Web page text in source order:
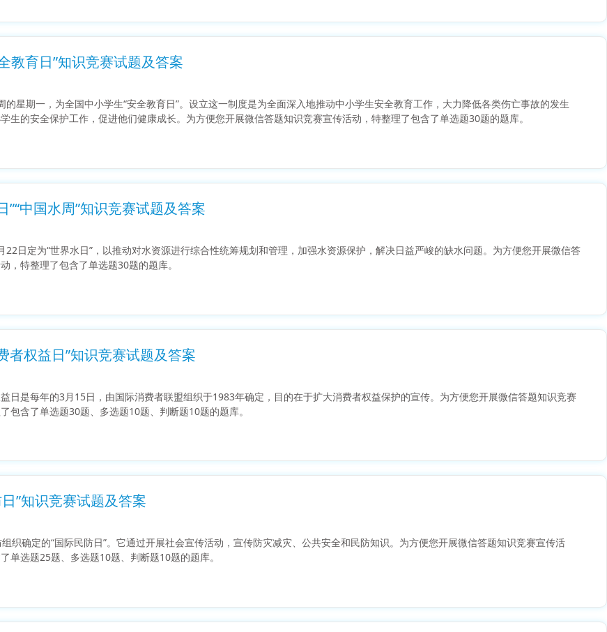
教育日”知识竞赛试题及答案
的星期一，为全国中小学生“安全教育日”。设立这一制度是为全面深入地推动中小学生安全教育工作，大力降低各类伤亡事故的发生
生的安全保护工作，促进他们健康成长。为方便您开展微信答题知识竞赛宣传活动，特整理了包含了单选题30题的题库。
”“中国水周”知识竞赛试题及答案
22日定为“世界水日”，以推动对水资源进行综合性统筹规划和管理，加强水资源保护，解决日益严峻的缺水问题。为方便您开展微信答
，特整理了包含了单选题30题的题库。
者权益日”知识竞赛试题及答案
日是每年的3月15日，由国际消费者联盟组织于1983年确定，目的在于扩大消费者权益保护的宣传。为方便您开展微信答题知识竞赛
包含了单选题30题、多选题10题、判断题10题的题库。
”知识竞赛试题及答案
织确定的“国际民防日”。它通过开展社会宣传活动，宣传防灾减灾、公共安全和民防知识。为方便您开展微信答题知识竞赛宣传活
单选题25题、多选题10题、判断题10题的题库。